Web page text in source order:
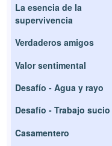
La esencia de la
supervivencia
Verdaderos amigos
Valor sentimental
Desafío - Agua y rayo
Desafío - Trabajo sucio
Casamentero